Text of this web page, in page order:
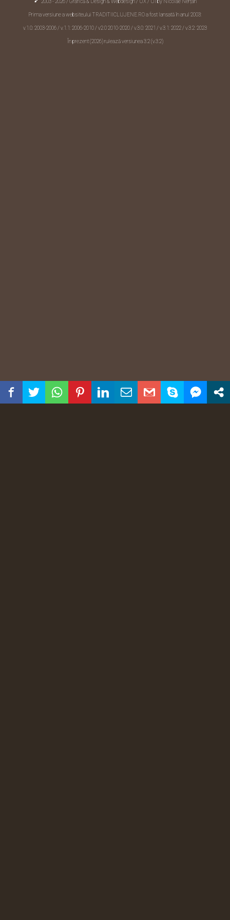
Prima versiune a websiteului TRADITIICLUJENE.RO a fost lansată în anul 2003:
v.1.0: 2003-2006 / v.1.1: 2006-2010 /v2.0 2010-2020 / v.3.0: 2021 / v.3.1: 2022 / v.3.2: 2023
În prezent (2026) rulează versiunea 3.2 (v.3.2)